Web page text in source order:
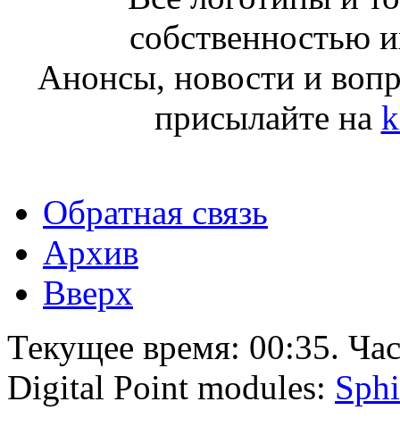
собственностью
Анонсы, новости и
присылайте на
Обратная связь
Архив
Вверх
Текущее время: 00:35.
Digital Point modules: